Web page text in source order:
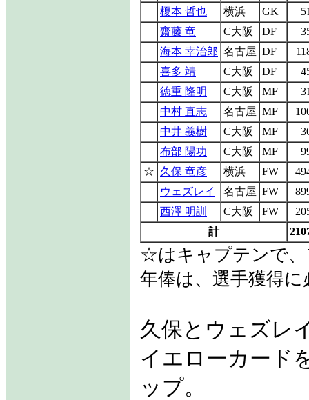
榎本 哲也
横浜 GK
齋藤 竜
C大阪 DF
海本 幸治郎 名古屋 DF
喜多 靖
C大阪 DF
徳重 隆明
C大阪 MF
中村 直志
名古屋 MF
中井 義樹
C大阪 MF
布部 陽功
C大阪 MF
☆ 久保 竜彦 横浜 FW
ウェズレイ
名古屋 FW
西澤 明訓
C大阪 FW
計
☆はキャプテンで
年俸は、選手獲得
久保とウェズレ
イエローカード
ップ。